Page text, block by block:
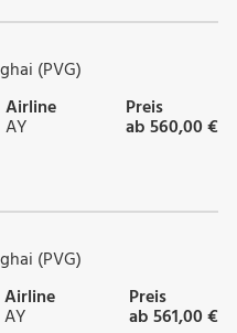
(PVG)
Airline
AY
Preis
ab 560,00 €
(PVG)
Airline
AY
Preis
ab 561,00 €